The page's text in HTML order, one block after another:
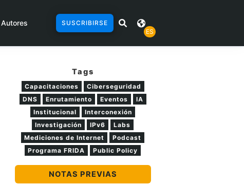
| Autores
SUSCRIBIRSE
ES
Tags
Capacitaciones
Ciberseguridad
DNS
Enrutamiento Eventos
IA
Institucional
Interconexión
Investigación
IPv6
Labs
Mediciones de Internet
Podcast
Programa FRIDA
Public Policy
NOTAS PREVIAS